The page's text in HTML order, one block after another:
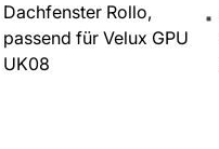
Dachfenster Rollo,
passend für Velux GPU
UK08